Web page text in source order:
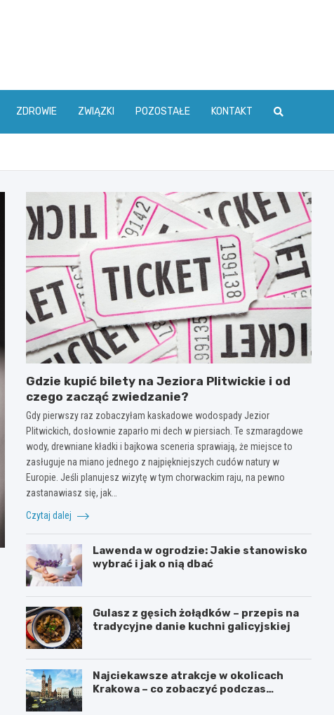
ZDROWIE ZWIĄZKI POZOSTAŁE KONTAKT
Gdzie kupić bilety na Jeziora Plitwickie i od
czego zacząć zwiedzanie?
Gdy pierwszy raz zobaczyłam kaskadowe wodospady Jezior
Plitwickich, dosłownie zaparło mi dech w piersiach. Te szmaragdowe
wody, drewniane kładki i bajkowa sceneria sprawiają, że miejsce to
zasługuje na miano jednego z najpiękniejszych cudów natury w
Europie. Jeśli planujesz wizytę w tym chorwackim raju, na pewno
zastanawiasz się, jak…
Czytaj dalej
Lawenda w ogrodzie: Jakie stanowisko
wybrać i jak o nią dbać
Gulasz z gęsich żołądków – przepis na
tradycyjne danie kuchni galicyjskiej
Najciekawsze atrakcje w okolicach
Krakowa – co zobaczyć podczas